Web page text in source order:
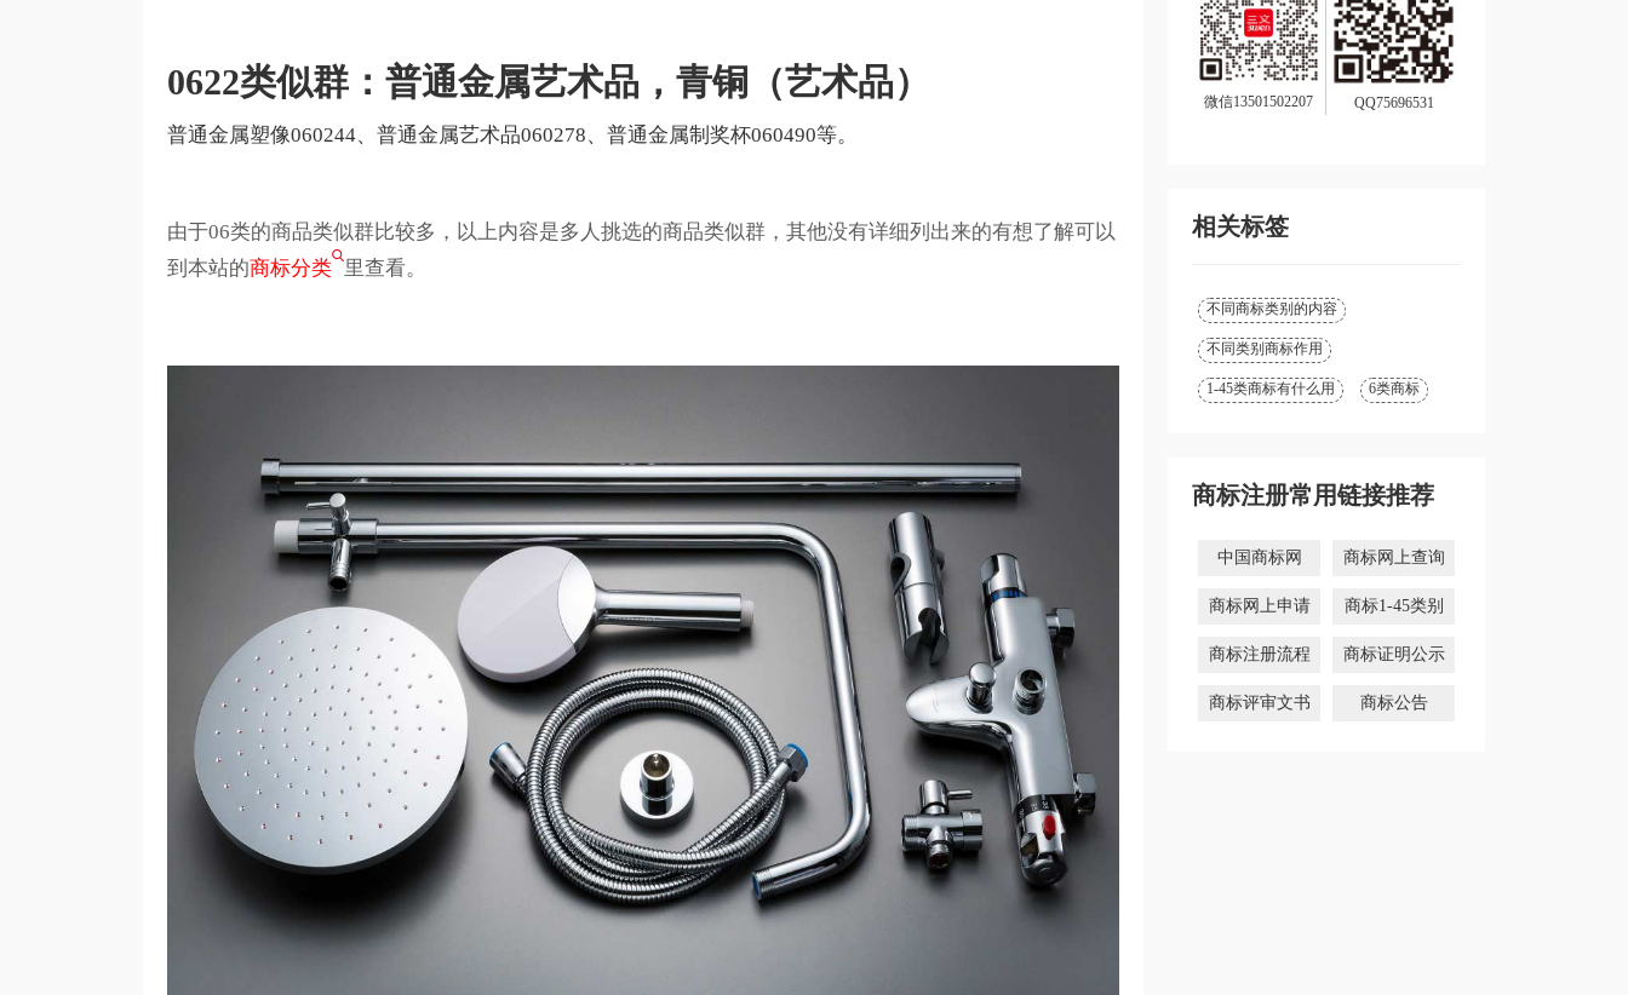
0622类似群：普通金属艺术品，青铜（艺术品）
普通金属塑像060244、普通金属艺术品060278、普通金属制奖杯060490等。
由于06类的商品类似群比较多，以上内容是多人挑选的商品类似群，其他没有详细列出来的有想了解可以
到本站的商标分类 里查看。
微信13501502207 QQ75696531
相关标签
不同商标类别的内容
不同类别商标作用
1-45类商标有什么用 6类商标
商标注册常用链接推荐
中国商标网 商标网上查询
商标网上申请 商标1-45类别
商标注册流程 商标证明公示
商标评审文书 商标公告